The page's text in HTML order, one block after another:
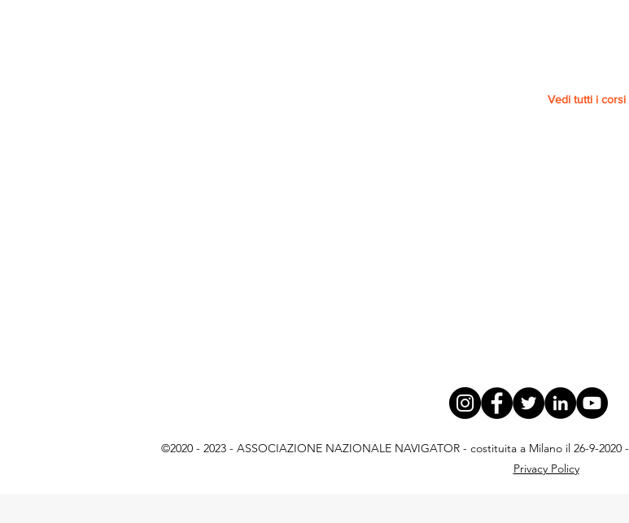
Vedi tutti i corsi
©2020 - 2023 - ASSOCIAZIONE NAZIONALE NAVIGATOR - costituita a Milano il 26-9-2020 -
Privacy Policy